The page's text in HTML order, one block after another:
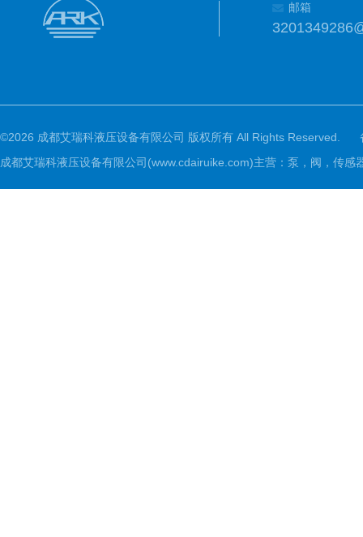
邮箱
©2026 成都艾瑞科液压设备有限公司 版权所有 All Rights Reserved.
成都艾瑞科液压设备有限公司(www.cdairuike.com)主营：泵，阀，传